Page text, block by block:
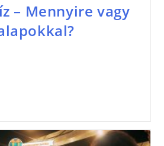
– Mennyire vagy